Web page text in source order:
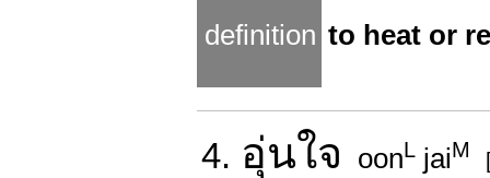
definition to heat or
4. อุ่นใจ oonL jaiM